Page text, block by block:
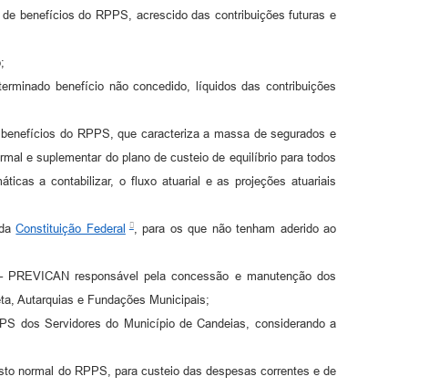
benefícios do RPPS, acrescido das contribuições futuras e
benefício não concedido, líquidos das contribuições
do RPPS, que caracteriza a massa de segurados e
e suplementar do plano de custeio de equilíbrio para todos
a contabilizar, o fluxo atuarial e as projeções atuariais
Constituição Federal
, para os que não tenham aderido ao
responsável pela concessão e manutenção dos
Autarquias e Fundações Municipais;
dos Servidores do Município de Candeias, considerando a
normal do RPPS, para custeio das despesas correntes e de